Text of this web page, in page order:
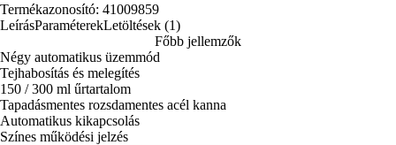
Termékazonosító: 41009859
LeírásParaméterekLetöltések (1)
Főbb jellemzők
Négy automatikus üzemmód
Tejhabosítás és melegítés
150 / 300 ml űrtartalom
Tapadásmentes rozsdamentes acél kanna
Automatikus kikapcsolás
Színes működési jelzés